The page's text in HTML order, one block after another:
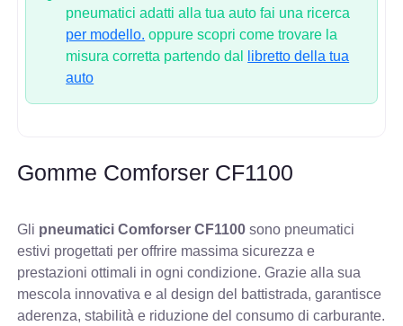
pneumatici adatti alla tua auto fai una ricerca
per modello. oppure scopri come trovare la
misura corretta partendo dal
libretto della tua
auto
Gomme Comforser CF1100
Gli pneumatici Comforser CF1100 sono pneumatici
estivi progettati per offrire massima sicurezza e
prestazioni ottimali in ogni condizione. Grazie alla sua
mescola innovativa e al design del battistrada, garantisce
aderenza, stabilità e riduzione del consumo di carburante.